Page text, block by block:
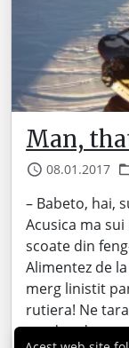
Man,
08.01.2017
– Babeto, hai,
Acusica ma
scoate din
Alimentez de
merg linistit
rutiera! Ne
cand aud pe